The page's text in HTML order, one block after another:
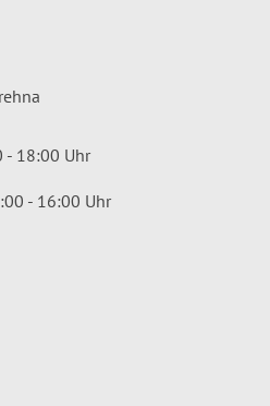
- 18:00 Uhr
- 16:00 Uhr